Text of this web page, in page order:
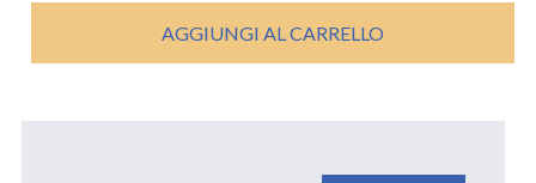
AGGIUNGI AL CARRELLO